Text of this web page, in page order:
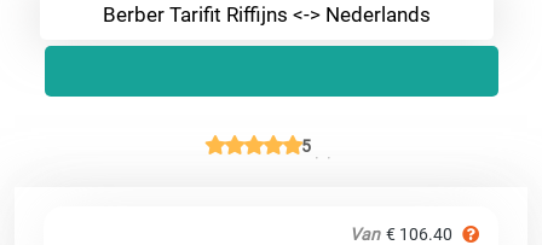
Berber Tarifit Riffijns <-> Nederlands
5
Van € 106.40